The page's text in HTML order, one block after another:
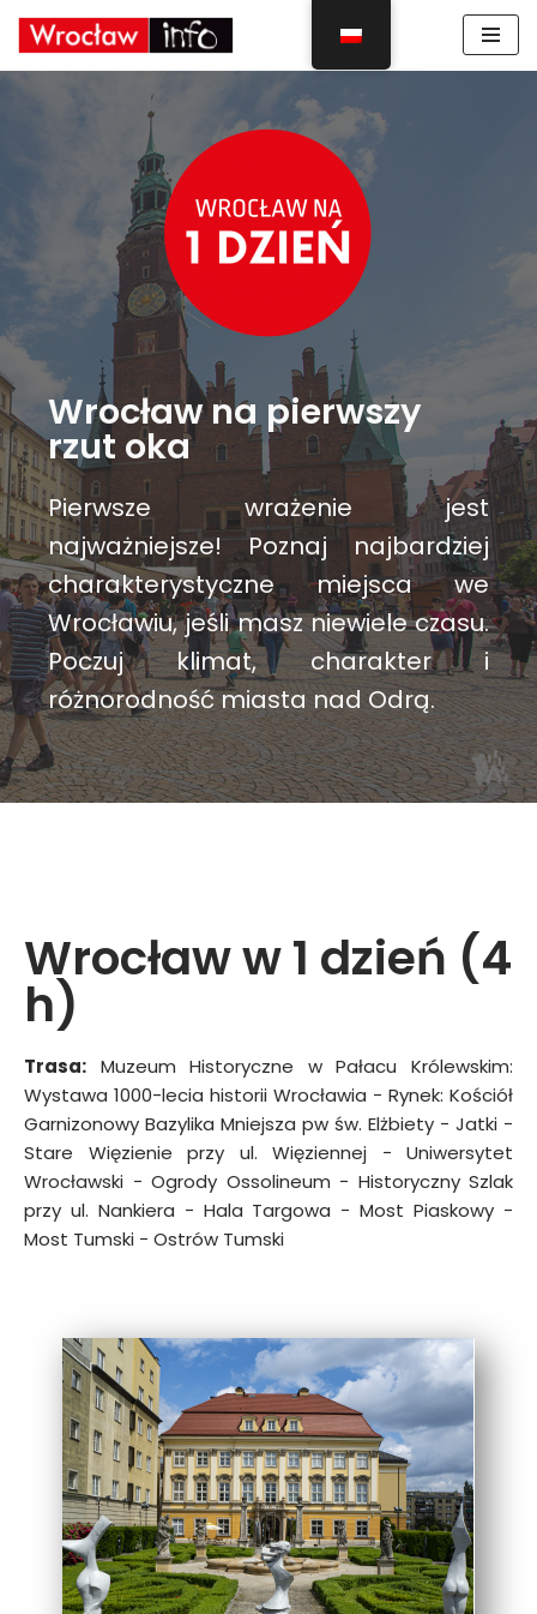
Wrocław na pierwszy
rzut oka
Pierwsze wrażenie jest
najważniejsze! Poznaj najbardziej
charakterystyczne miejsca we
Wrocławiu, jeśli masz niewiele czasu.
Poczuj klimat, charakter i
różnorodność miasta nad Odrą.
Wrocław w 1 dzień (4
h)
Trasa: Muzeum Historyczne w Pałacu Królewskim:
Wystawa 1000-lecia historii Wrocławia − Rynek: Kościół
Garnizonowy Bazylika Mniejsza pw św. Elżbiety − Jatki −
Stare Więzienie przy ul. Więziennej − Uniwersytet
Wrocławski − Ogrody Ossolineum − Historyczny Szlak
przy ul. Nankiera − Hala Targowa − Most Piaskowy −
Most Tumski − Ostrów Tumski